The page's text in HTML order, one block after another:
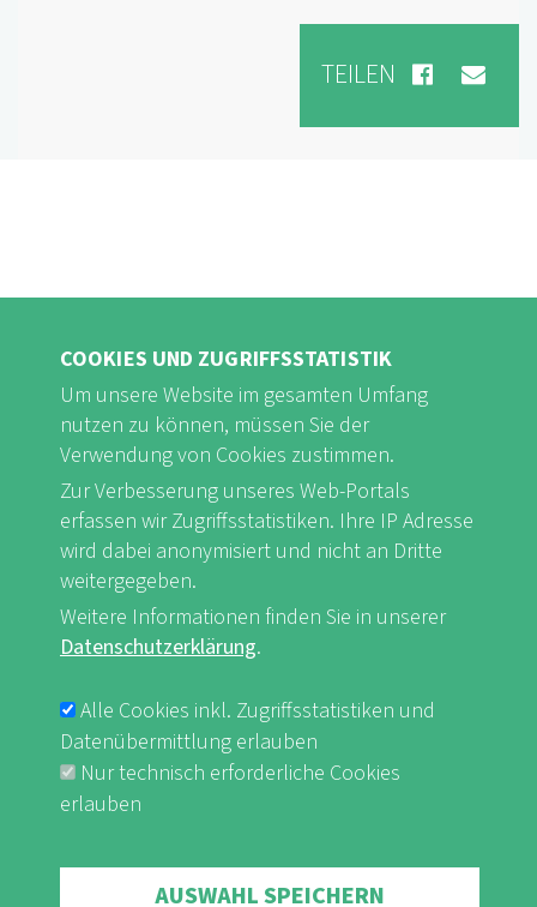
TEILEN
FB Youtube Instagram
FUSSBEREICHSMENÜ
Impressum & Datenschutz nf-int.org
COOKIES UND ZUGRIFFSSTATISTIK
Um unsere Website im gesamten Umfang
nutzen zu können, müssen Sie der
Verwendung von Cookies zustimmen.
Zur Verbesserung unseres Web-Portals
erfassen wir Zugriffsstatistiken. Ihre IP Adresse
wird dabei anonymisiert und nicht an Dritte
weitergegeben.
Weitere Informationen finden Sie in unserer
Datenschutzerklärung.
Alle Cookies inkl. Zugriffsstatistiken und
Datenübermittlung erlauben
Nur technisch erforderliche Cookies
erlauben
AUSWAHL SPEICHERN
Withdraw consent